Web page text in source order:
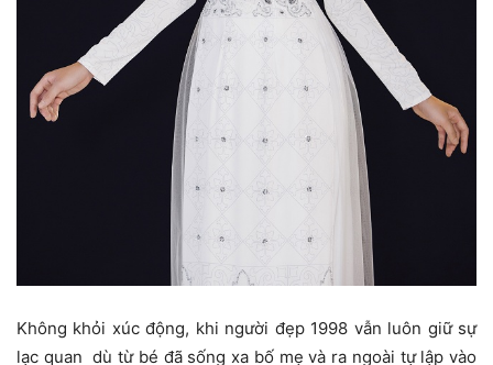
Không khỏi xúc động, khi người đẹp 1998 vẫn luôn giữ sự
lạc quan dù từ bé đã sống xa bố mẹ và ra ngoài tự lập vào